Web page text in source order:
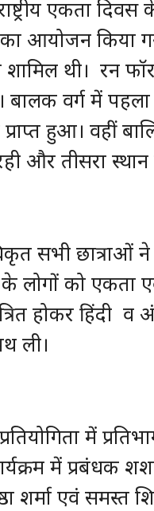
एकता
का आयोजन किया
शामिल थी। रन
वर्ग में
हुआ। वहीं
और तीसरा स्थान
सभी छात्राओं ने
के लोगों को एकता
होकर हिंदी व
ली।
में
में प्रबंधक
शर्मा एवं समस्त